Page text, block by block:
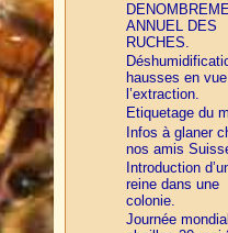
ANNUEL DES
RUCHES.
hausses en
l’extraction.
Etiquetage du
Infos à glaner
nos amis
Introduction
reine dans une
colonie.
Journée